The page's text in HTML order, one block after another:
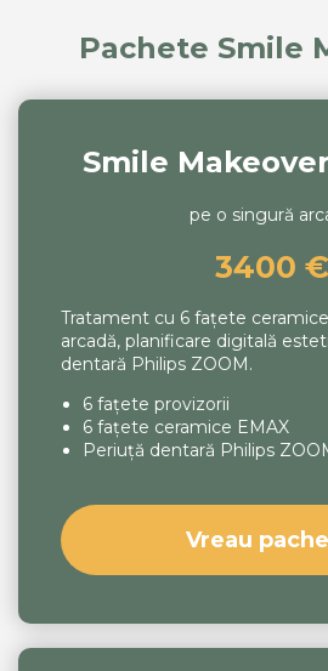
Pachete Smile
Smile
pe o singură
3400 €
Tratament cu 6 fațete
arcadă, planificare digitală
dentară Philips ZOOM.
6 fațete provizorii
6 fațete ceramice EMAX
Periuță dentară Philips
Vreau